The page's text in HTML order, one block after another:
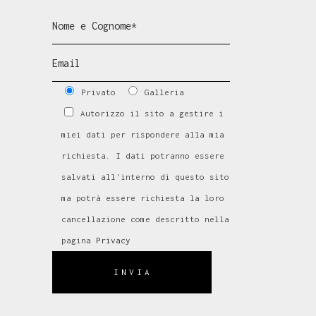
Privato Galleria
Autorizzo il sito a gestire i
miei dati per rispondere alla mia
richiesta. I dati potranno essere
salvati all'interno di questo sito
ma potrà essere richiesta la loro
cancellazione come descritto nella
pagina Privacy
INVIA